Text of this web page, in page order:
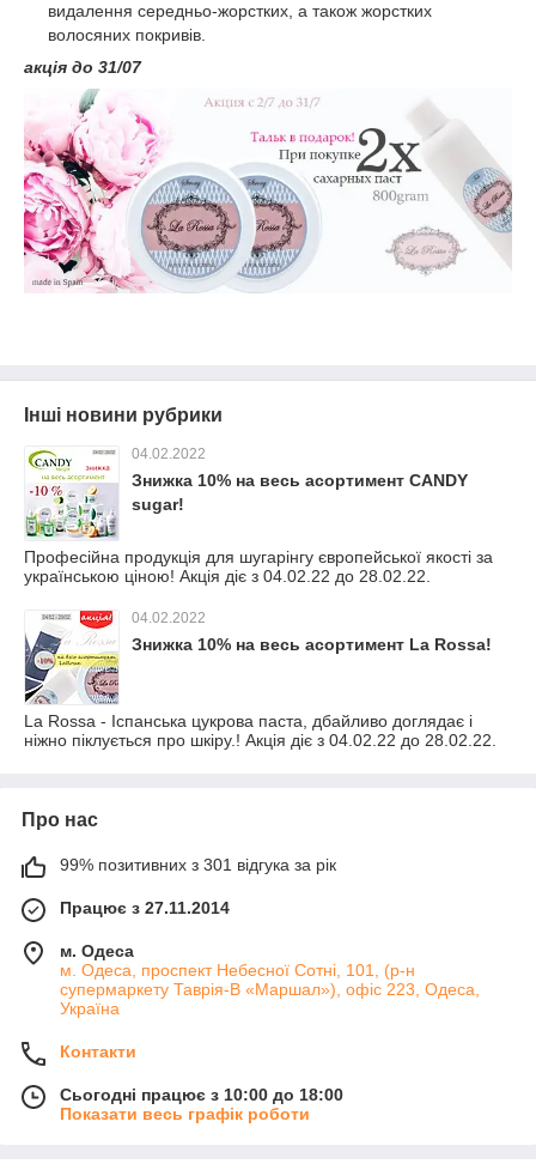
видалення середньо-жорстких, а також жорстких
волосяних покривів.
акція до 31/07
Інші новини рубрики
04.02.2022
Знижка 10% на весь асортимент CANDY
sugar!
Професійна продукція для шугарінгу європейської якості за
українською ціною! Акція діє з 04.02.22 до 28.02.22.
04.02.2022
Знижка 10% на весь асортимент La Rossa!
La Rossa - Іспанська цукрова паста, дбайливо доглядає і
ніжно піклується про шкіру.! Акція діє з 04.02.22 до 28.02.22.
Про нас
99% позитивних з 301 відгука за рік
Працює з 27.11.2014
м. Одеса
м. Одеса, проспект Небесної Сотні, 101, (р-н
супермаркету Таврія-В «Маршал»), офіс 223, Одеса,
Україна
Контакти
Сьогодні працює з 10:00 до 18:00
Показати весь графік роботи